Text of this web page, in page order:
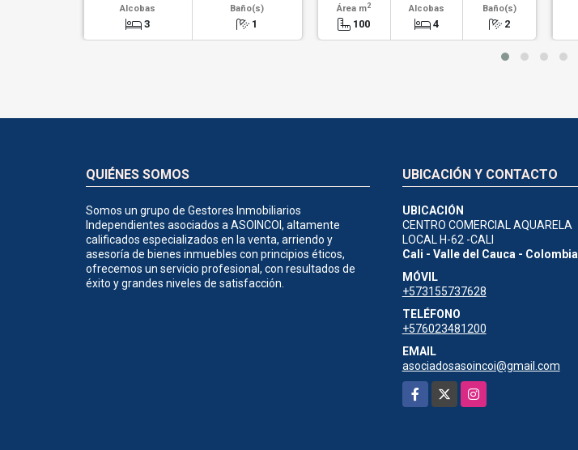
Alcobas
3
Baño(s)
1
Área m2
100
Alcobas
4
Baño(s)
2
QUIÉNES SOMOS
Somos un grupo de Gestores Inmobiliarios
Independientes asociados a ASOINCOI, altamente
calificados especializados en la venta, arriendo y
asesoría de bienes inmuebles con principios éticos,
ofrecemos un servicio profesional, con resultados de
éxito y grandes niveles de satisfacción.
UBICACIÓN Y CONTACTO
UBICACIÓN
CENTRO COMERCIAL AQUARELA
LOCAL H-62 -CALI
Cali - Valle del Cauca - Colombia
MÓVIL
+573155737628
TELÉFONO
+576023481200
EMAIL
asociadosasoincoi@gmail.com
Facebook
Instagram